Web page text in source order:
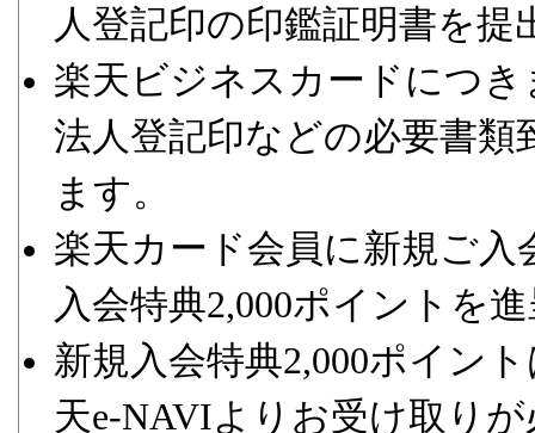
人登記印の印鑑証明書を
楽天ビジネスカードにつ
法人登記印などの必要書
ます。
楽天カード会員に新規ご
入会特典2,000ポイントを
新規入会特典2,000ポイン
天e-NAVIよりお受け取り